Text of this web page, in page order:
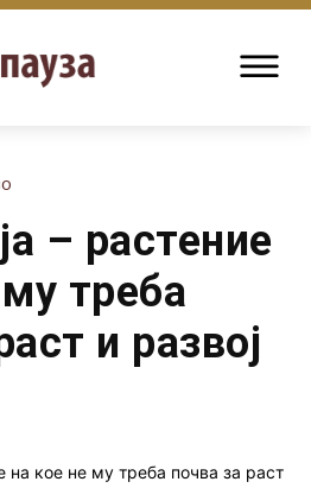
– растение
треба
и развој